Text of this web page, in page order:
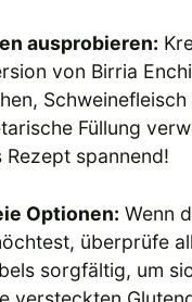
ausprobieren:
von Birria
Füllung
Rezept spannend!
Optionen: Wenn
überprüfe
sorgfältig, um